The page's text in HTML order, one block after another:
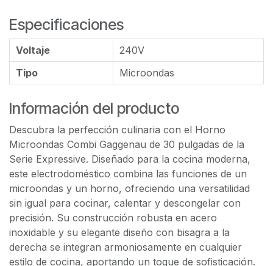
Especificaciones
Voltaje
240V
Tipo
Microondas
Información del producto
Descubra la perfección culinaria con el Horno
Microondas Combi Gaggenau de 30 pulgadas de la
Serie Expressive. Diseñado para la cocina moderna,
este electrodoméstico combina las funciones de un
microondas y un horno, ofreciendo una versatilidad
sin igual para cocinar, calentar y descongelar con
precisión. Su construcción robusta en acero
inoxidable y su elegante diseño con bisagra a la
derecha se integran armoniosamente en cualquier
estilo de cocina, aportando un toque de sofisticación.